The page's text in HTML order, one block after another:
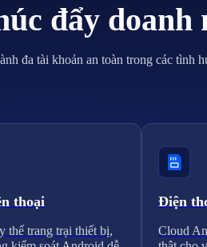
đẩy doanh
đa tài khoản an toàn trong các tình
thoại
thế trang trại thiết bị,
Điện
Cloud